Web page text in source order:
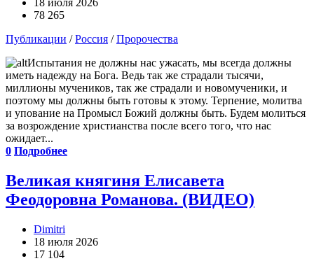
78 265
Публикации /Россия /Пророчества
Испытания не должны нас ужасать, мы всегда должны
иметь надежду на Бога. Ведь так же страдали тысячи,
миллионы мучеников, так же страдали и новомученики, и
поэтому мы должны быть готовы к этому. Терпение, молитва
и упование на Промысл Божий должны быть. Будем молиться
за возрождение христианства после всего того, что нас
ожидает...
0 Подробнее
Великая княгиня Елисавета
Феодоровна Романова. (ВИДЕО)
Dimitri
18 июля 2026
17 104